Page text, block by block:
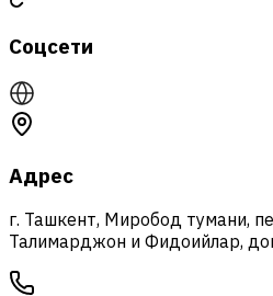
Соцсети
Адрес
г. Ташкент, Миробод тумани,
Талимарджон и Фидоийлар,